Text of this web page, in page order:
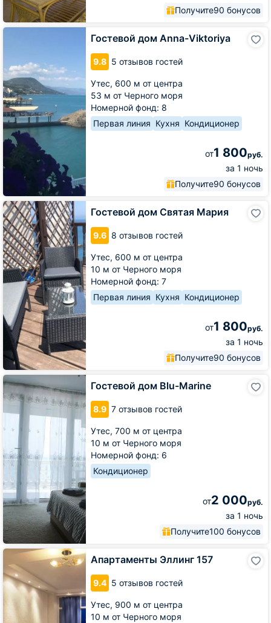
Получите90 бонусов
Гостевой дом Anna-Viktoriya
9.8 5 отзывов гостей
Утес, 600 м от центра
53 м от Черного моря
Номерной фонд: 8
Первая линия Кухня Кондиционер
от1 800руб.
за 1 ночь
Получите90 бонусов
Гостевой
Viktoriya
Гостевой дом Святая Мария
9.6 8 отзывов гостей
Утес, 600 м от центра
10 м от Черного моря
Номерной фонд: 7
Первая линия Кухня Кондиционер
от1 800руб.
за 1 ночь
Получите90 бонусов
Гостевой
дом
Святая
Мария
Гостевой дом Blu-Marine
8.9 7 отзывов гостей
Утес, 700 м от центра
10 м от Черного моря
Номерной фонд: 6
Кондиционер
от2 000руб.
за 1 ночь
Получите100 бонусов
Гостевой
Blu-
Marine
Апартаменты Эллинг 157
9.4 5 отзывов гостей
Утес, 900 м от центра
10 м от Черного моря
Апартаменты
Эллинг
157